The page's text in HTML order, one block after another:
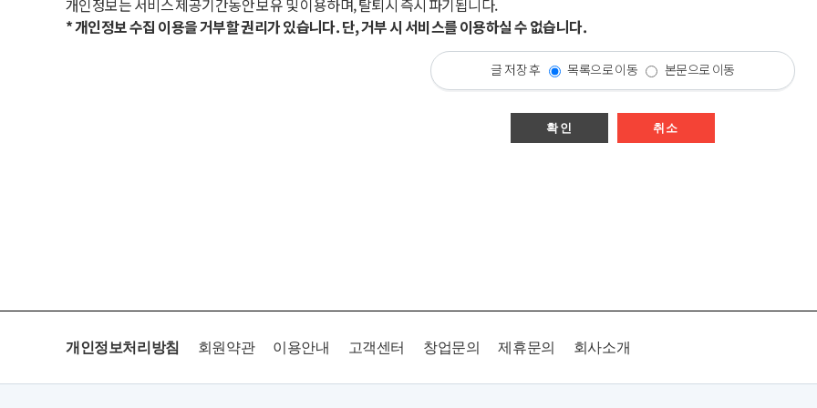
* 개인정보 수집 이용을 거부할 권리가 있습니다. 단, 거부 시 서비스를 이용하실 수 없습니다.
글 저장 후 목록으로 이동 본문으로 이동
확인 취소
개인정보처리방침 회원약관 이용안내 고객센터 창업문의 제휴문의 회사소개